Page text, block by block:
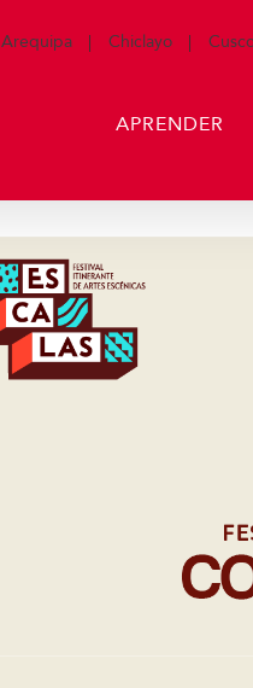
Arequipa Chiclayo
APRENDER